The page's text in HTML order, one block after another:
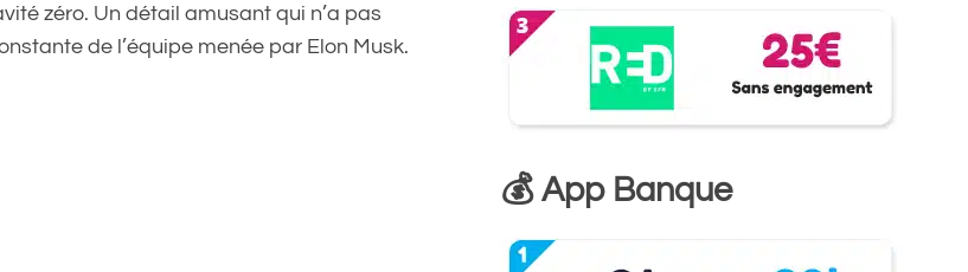
zéro. Un détail amusant qui n’a pas
de l’équipe menée par Elon Musk.
💰 App Banque